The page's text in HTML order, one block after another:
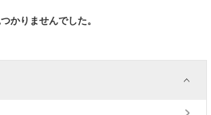
かりませんでした。